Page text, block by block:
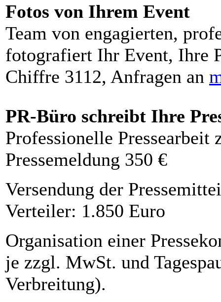
Fotos von Ihrem Event
Team von engagierten,
fotografiert Ihr Event, Ihre
Chiffre 3112, Anfragen an
PR-Büro schreibt Ihre
Professionelle Pressearbeit
Pressemeldung 350 €
Versendung der
Verteiler: 1.850 Euro
Organisation einer
je zzgl. MwSt. und
Verbreitung).